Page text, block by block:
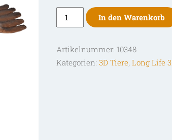
Longlife
3D-
Roter
Milan
In den Warenkorb
Artikelnummer: 10348
Kategorien: 3D Tiere, Long Life